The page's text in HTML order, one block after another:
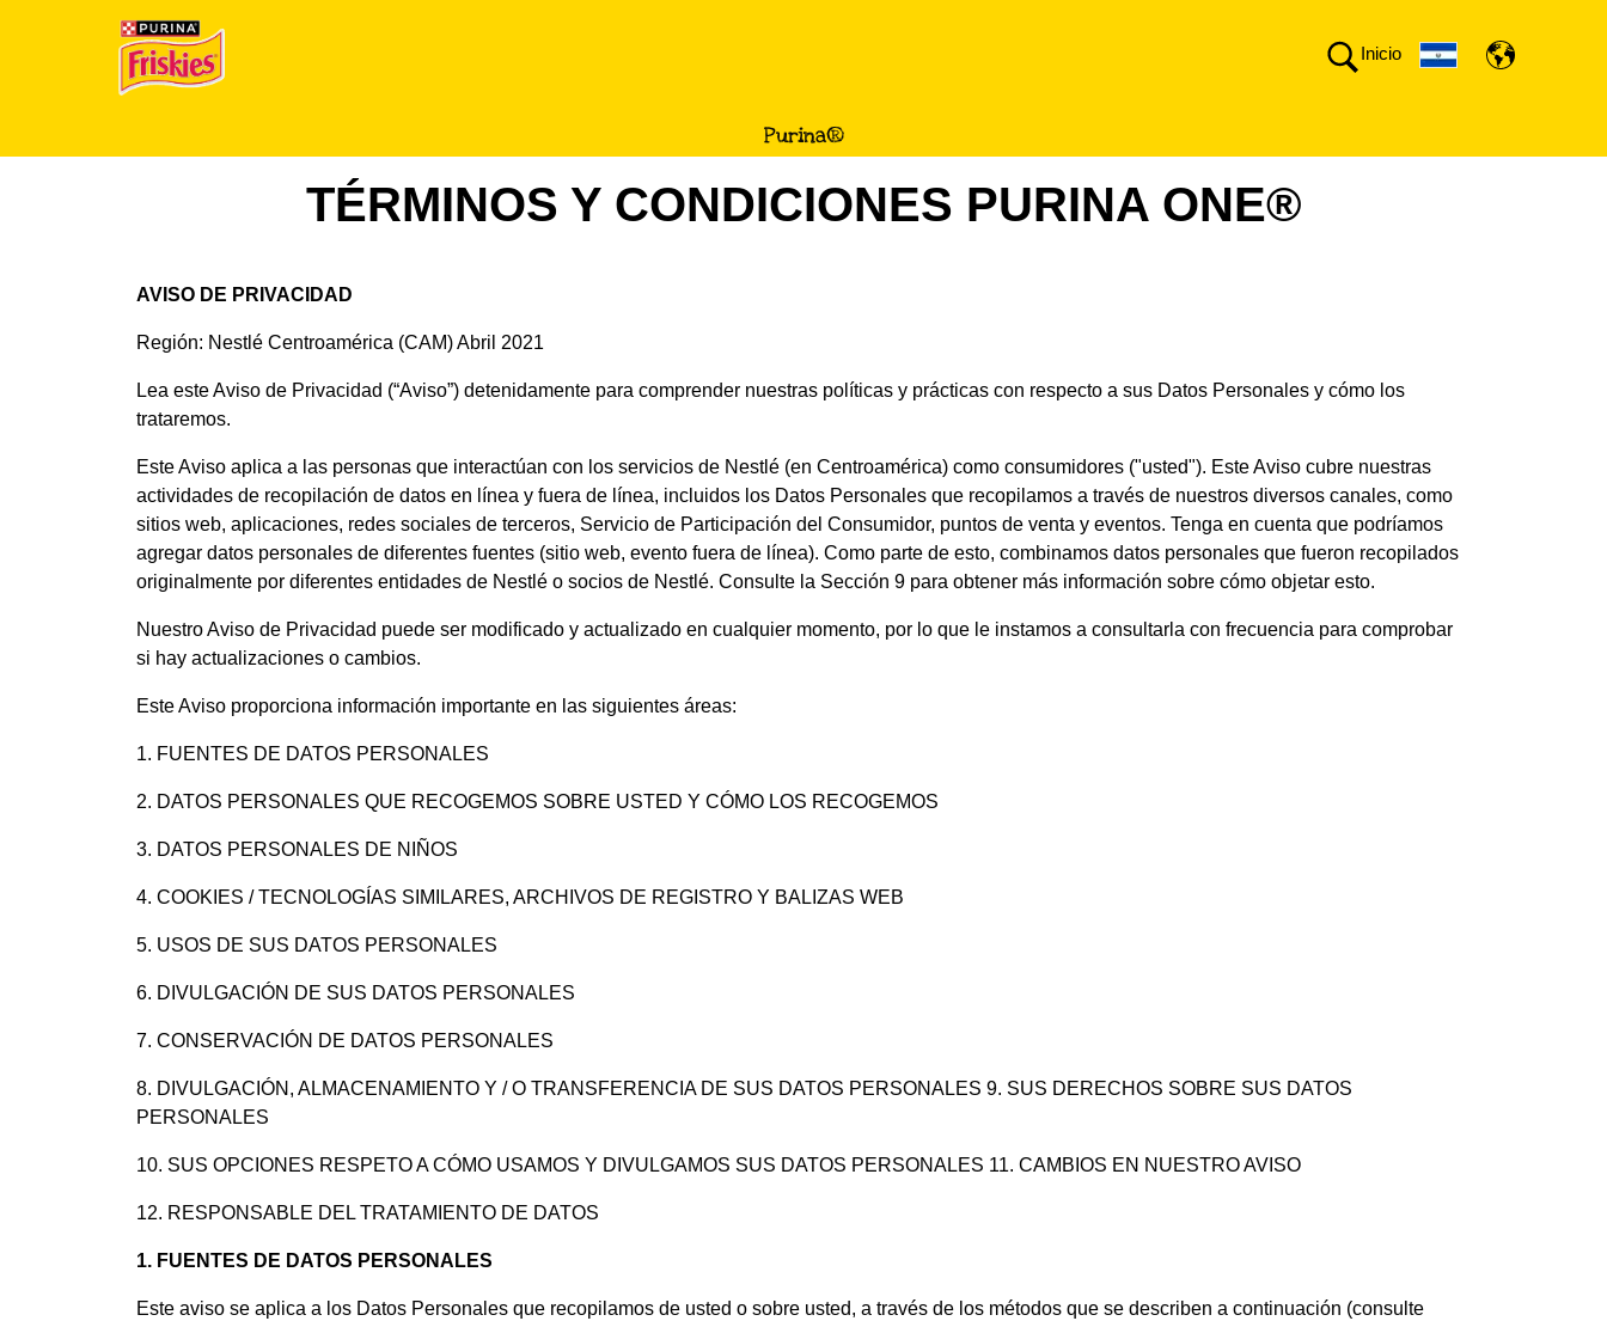
Menu Secundario Friskies
Inicio
Purina®
TÉRMINOS Y CONDICIONES PURINA ONE®
AVISO DE PRIVACIDAD
Región: Nestlé Centroamérica (CAM) Abril 2021
Lea este Aviso de Privacidad (“Aviso”) detenidamente para comprender nuestras políticas y prácticas con respecto a sus Datos Personales y cómo los
trataremos.
Este Aviso aplica a las personas que interactúan con los servicios de Nestlé (en Centroamérica) como consumidores ("usted"). Este Aviso cubre nuestras
actividades de recopilación de datos en línea y fuera de línea, incluidos los Datos Personales que recopilamos a través de nuestros diversos canales, como
sitios web, aplicaciones, redes sociales de terceros, Servicio de Participación del Consumidor, puntos de venta y eventos. Tenga en cuenta que podríamos
agregar datos personales de diferentes fuentes (sitio web, evento fuera de línea). Como parte de esto, combinamos datos personales que fueron recopilados
originalmente por diferentes entidades de Nestlé o socios de Nestlé. Consulte la Sección 9 para obtener más información sobre cómo objetar esto.
Nuestro Aviso de Privacidad puede ser modificado y actualizado en cualquier momento, por lo que le instamos a consultarla con frecuencia para comprobar
si hay actualizaciones o cambios.
Este Aviso proporciona información importante en las siguientes áreas:
1. FUENTES DE DATOS PERSONALES
2. DATOS PERSONALES QUE RECOGEMOS SOBRE USTED Y CÓMO LOS RECOGEMOS
3. DATOS PERSONALES DE NIÑOS
4. COOKIES / TECNOLOGÍAS SIMILARES, ARCHIVOS DE REGISTRO Y BALIZAS WEB
5. USOS DE SUS DATOS PERSONALES
6. DIVULGACIÓN DE SUS DATOS PERSONALES
7. CONSERVACIÓN DE DATOS PERSONALES
8. DIVULGACIÓN, ALMACENAMIENTO Y / O TRANSFERENCIA DE SUS DATOS PERSONALES 9. SUS DERECHOS SOBRE SUS DATOS
PERSONALES
10. SUS OPCIONES RESPETO A CÓMO USAMOS Y DIVULGAMOS SUS DATOS PERSONALES 11. CAMBIOS EN NUESTRO AVISO
12. RESPONSABLE DEL TRATAMIENTO DE DATOS
1. FUENTES DE DATOS PERSONALES
Este aviso se aplica a los Datos Personales que recopilamos de usted o sobre usted, a través de los métodos que se describen a continuación (consulte